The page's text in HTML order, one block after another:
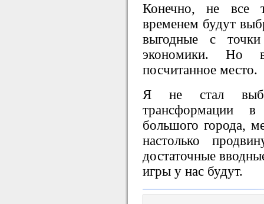
Конечно, не все
временем будут
выгодные с точки
экономики. Но
посчитанное место.
Я не стал
трансформации в
большого города,
настолько
достаточные
игры у нас будут.